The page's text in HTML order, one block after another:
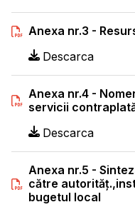
Anexa nr.3 -
Descarca
Anexa nr.4 -
servicii
Descarca
Anexa nr.5 -
către
bugetul local